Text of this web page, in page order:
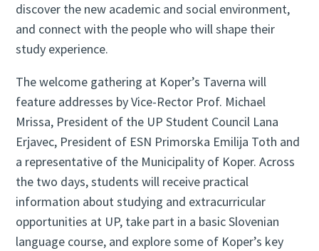
discover the new academic and social environment,
and connect with the people who will shape their
study experience.
The welcome gathering at Koper’s Taverna will
feature addresses by Vice-Rector Prof. Michael
Mrissa, President of the UP Student Council Lana
Erjavec, President of ESN Primorska Emilija Toth and
a representative of the Municipality of Koper. Across
the two days, students will receive practical
information about studying and extracurricular
opportunities at UP, take part in a basic Slovenian
language course, and explore some of Koper’s key